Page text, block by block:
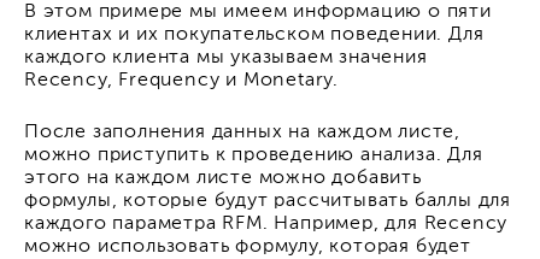
В этом примере мы имеем информацию о пяти
клиентах и их покупательском поведении. Для
каждого клиента мы указываем значения
Recency, Frequency и Monetary.
После заполнения данных на каждом листе,
можно приступить к проведению анализа. Для
этого на каждом листе можно добавить
формулы, которые будут рассчитывать баллы для
каждого параметра RFM. Например, для Recency
можно использовать формулу, которая будет